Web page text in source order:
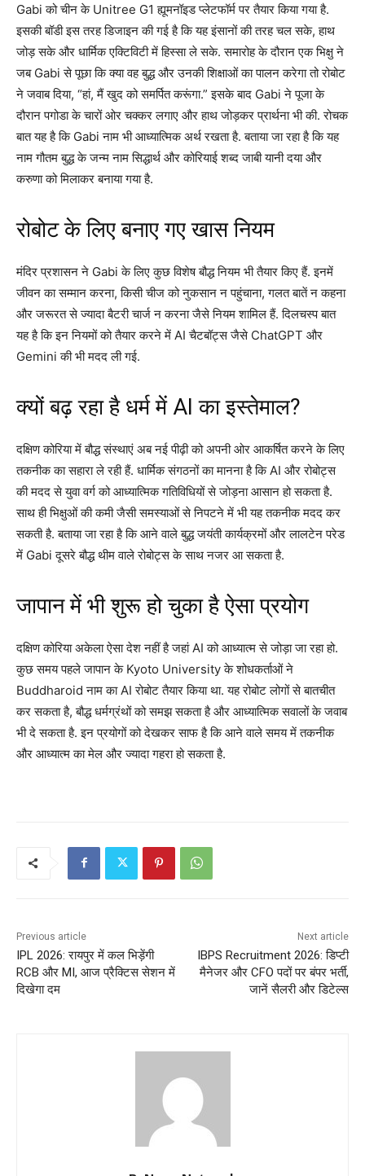
Gabi को चीन के Unitree G1 ह्यूमनॉइड प्लेटफॉर्म पर तैयार किया गया है.
इसकी बॉडी इस तरह डिजाइन की गई है कि यह इंसानों की तरह चल सके, हाथ
जोड़ सके और धार्मिक एक्टिविटी में हिस्सा ले सके. समारोह के दौरान एक भिक्षु ने
जब Gabi से पूछा कि क्या वह बुद्ध और उनकी शिक्षाओं का पालन करेगा तो रोबोट
ने जवाब दिया, “हां, मैं खुद को समर्पित करूंगा.” इसके बाद Gabi ने पूजा के
दौरान पगोडा के चारों ओर चक्कर लगाए और हाथ जोड़कर प्रार्थना भी की. रोचक
बात यह है कि Gabi नाम भी आध्यात्मिक अर्थ रखता है. बताया जा रहा है कि यह
नाम गौतम बुद्ध के जन्म नाम सिद्धार्थ और कोरियाई शब्द जाबी यानी दया और
करुणा को मिलाकर बनाया गया है.
रोबोट के लिए बनाए गए खास नियम
मंदिर प्रशासन ने Gabi के लिए कुछ विशेष बौद्ध नियम भी तैयार किए हैं. इनमें
जीवन का सम्मान करना, किसी चीज को नुकसान न पहुंचाना, गलत बातें न कहना
और जरूरत से ज्यादा बैटरी चार्ज न करना जैसे नियम शामिल हैं. दिलचस्प बात
यह है कि इन नियमों को तैयार करने में AI चैटबॉट्स जैसे ChatGPT और
Gemini की भी मदद ली गई.
क्यों बढ़ रहा है धर्म में AI का इस्तेमाल?
दक्षिण कोरिया में बौद्ध संस्थाएं अब नई पीढ़ी को अपनी ओर आकर्षित करने के लिए
तकनीक का सहारा ले रही हैं. धार्मिक संगठनों का मानना है कि AI और रोबोट्स
की मदद से युवा वर्ग को आध्यात्मिक गतिविधियों से जोड़ना आसान हो सकता है.
साथ ही भिक्षुओं की कमी जैसी समस्याओं से निपटने में भी यह तकनीक मदद कर
सकती है. बताया जा रहा है कि आने वाले बुद्ध जयंती कार्यक्रमों और लालटेन परेड
में Gabi दूसरे बौद्ध थीम वाले रोबोट्स के साथ नजर आ सकता है.
जापान में भी शुरू हो चुका है ऐसा प्रयोग
दक्षिण कोरिया अकेला ऐसा देश नहीं है जहां AI को आध्यात्म से जोड़ा जा रहा हो.
कुछ समय पहले जापान के Kyoto University के शोधकर्ताओं ने
Buddharoid नाम का AI रोबोट तैयार किया था. यह रोबोट लोगों से बातचीत
कर सकता है, बौद्ध धर्मग्रंथों को समझ सकता है और आध्यात्मिक सवालों के जवाब
भी दे सकता है. इन प्रयोगों को देखकर साफ है कि आने वाले समय में तकनीक
और आध्यात्म का मेल और ज्यादा गहरा हो सकता है.
Previous article
IPL 2026: रायपुर में कल भिड़ेंगी
RCB और MI, आज प्रैक्टिस सेशन में
दिखेगा दम
Next article
IBPS Recruitment 2026: डिप्टी
मैनेजर और CFO पदों पर बंपर भर्ती,
जानें सैलरी और डिटेल्स